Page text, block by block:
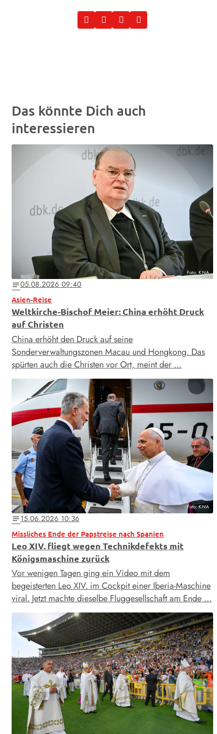
Das könnte Dich auch
interessieren
Foto: KNA
notes05.08.2026 09:40
Asien-Reise
Weltkirche-Bischof Meier: China erhöht Druck
auf Christen
China erhöht den Druck auf seine
Sonderverwaltungszonen Macau und Hongkong. Das
spürten auch die Christen vor Ort, meint der …
Foto: KNA
notes15.06.2026 10:36
Missliches Ende der Papstreise nach Spanien
Leo XIV. fliegt wegen Technikdefekts mit
Königsmaschine zurück
Vor wenigen Tagen ging ein Video mit dem
begeisterten Leo XIV. im Cockpit einer Iberia-Maschine
viral. Jetzt machte dieselbe Fluggesellschaft am Ende …